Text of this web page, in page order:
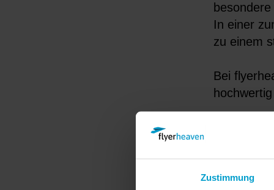
Zustimmung
In einer
zu einem
Bei